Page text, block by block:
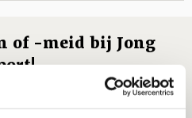
of -meid bij Jong